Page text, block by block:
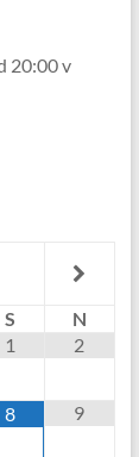
20:00 v
S
N
1
2
8 9